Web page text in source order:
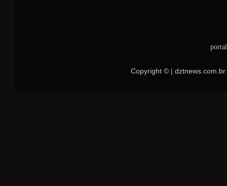
Copyright © |